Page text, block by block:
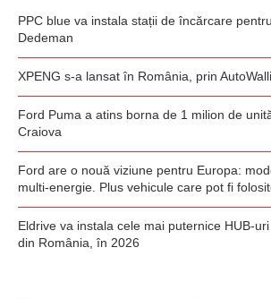
PPC blue va instala stații de încărcare
Dedeman
XPENG s-a lansat în România, prin
Ford Puma a atins borna de 1 milion de
Craiova
Ford are o nouă viziune pentru Europa:
multi-energie. Plus vehicule care pot fi
Eldrive va instala cele mai puternice HUB-
din România, în 2026